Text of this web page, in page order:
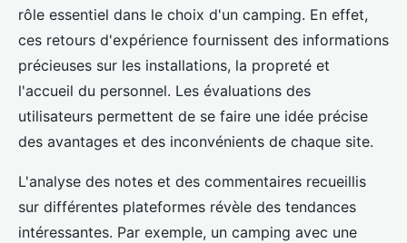
rôle essentiel dans le choix d'un camping. En effet,
ces retours d'expérience fournissent des informations
précieuses sur les installations, la propreté et
l'accueil du personnel. Les évaluations des
utilisateurs permettent de se faire une idée précise
des avantages et des inconvénients de chaque site.
L'analyse des notes et des commentaires recueillis
sur différentes plateformes révèle des tendances
intéressantes. Par exemple, un camping avec une